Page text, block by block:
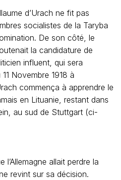
d’Urach ne fit pas
socialistes de la Taryba
De son côté, le
la candidature de
influent, qui sera
Novembre 1918 à
commença à apprendre le
en Lituanie, restant dans
au sud de Stuttgart (ci-
l’Allemagne allait perdre la
revint sur sa décision.